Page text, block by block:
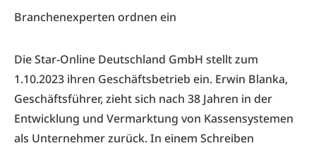
Branchenexperten ordnen ein
Die Star-Online Deutschland GmbH stellt zum
1.10.2023 ihren Geschäftsbetrieb ein. Erwin Blanka,
Geschäftsführer, zieht sich nach 38 Jahren in der
Entwicklung und Vermarktung von Kassensystemen
als Unternehmer zurück. In einem Schreiben